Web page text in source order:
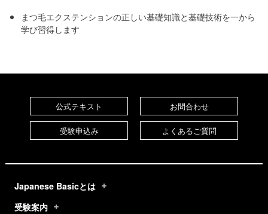
まつ毛エクステンションの正しい基礎知識と基礎技術を一から
学び習得します
公式テキスト お問合わせ
受験申込み よくあるご質問
Japanese Basicとは
受験案内